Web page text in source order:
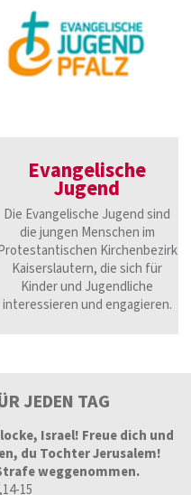
Evangelische
Jugend
Die Evangelische Jugend sind
die jungen Menschen im
Kirchenbezirk
Kaiserslautern, die sich für
Kinder und Jugendliche
interessieren und engagieren.
JEDEN TAG
Israel! Freue dich und
du Tochter Jerusalem!
weggenommen.
15